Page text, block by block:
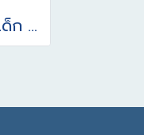
เครื่องออกกำลังกายเด็ก จักรยายนั่งตรงปั่น